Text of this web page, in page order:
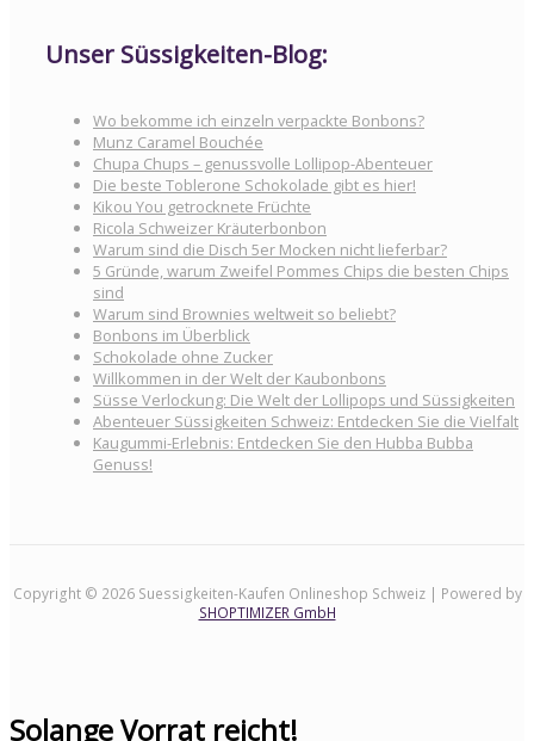
Unser Süssigkeiten-Blog:
Wo bekomme ich einzeln verpackte Bonbons?
Munz Caramel Bouchée
Chupa Chups – genussvolle Lollipop-Abenteuer
Die beste Toblerone Schokolade gibt es hier!
Kikou You getrocknete Früchte
Ricola Schweizer Kräuterbonbon
Warum sind die Disch 5er Mocken nicht lieferbar?
5 Gründe, warum Zweifel Pommes Chips die besten Chips
sind
Warum sind Brownies weltweit so beliebt?
Bonbons im Überblick
Schokolade ohne Zucker
Willkommen in der Welt der Kaubonbons
Süsse Verlockung: Die Welt der Lollipops und Süssigkeiten
Abenteuer Süssigkeiten Schweiz: Entdecken Sie die Vielfalt
Kaugummi-Erlebnis: Entdecken Sie den Hubba Bubba
Genuss!
Copyright © 2026 Suessigkeiten-Kaufen Onlineshop Schweiz | Powered by
SHOPTIMIZER GmbH
Solange Vorrat reicht!